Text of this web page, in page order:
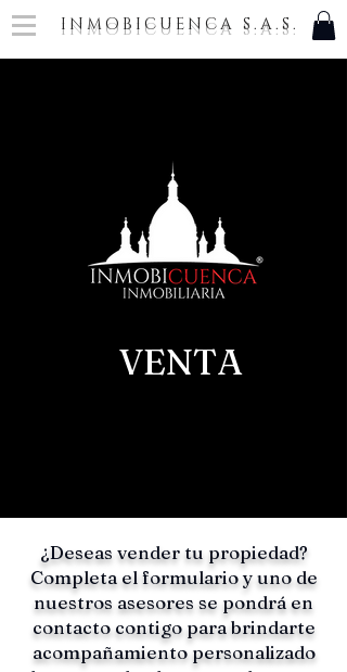
INMOBICUENCA S.A.S.
VENTA
¿Deseas vender tu propiedad?
Completa el formulario y uno de
nuestros asesores se pondrá en
contacto contigo para brindarte
acompañamiento personalizado